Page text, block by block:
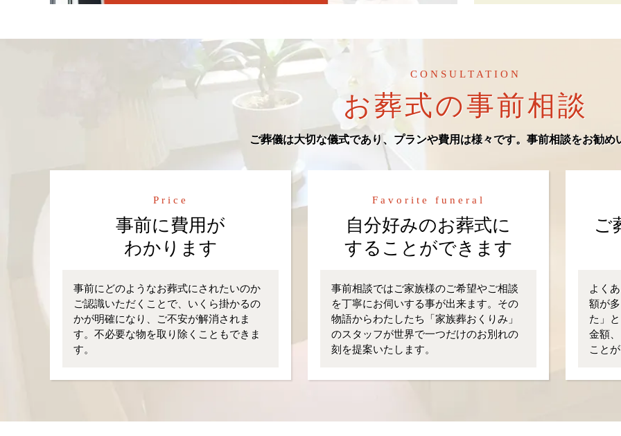
CONSULTATION
お葬式の事前相談
ご葬儀は大切な儀式であり、プランや費用は様々です。事前相談をお勧め
Price
事前に費用が
わかります
事前にどのようなお葬式にされたいのか
ご認識いただくことで、いくら掛かるの
かが明確になり、ご不安が解消されま
す。不必要な物を取り除くこともできま
す。
Favorite funeral
自分好みのお葬式に
することができます
事前相談ではご家族様のご希望やご相談
を丁寧にお伺いする事が出来ます。その
物語からわたしたち「家族葬おくりみ」
のスタッフが世界で一つだけのお別れの
刻を提案いたします。
ご
よく
額が
た」
金額
こと